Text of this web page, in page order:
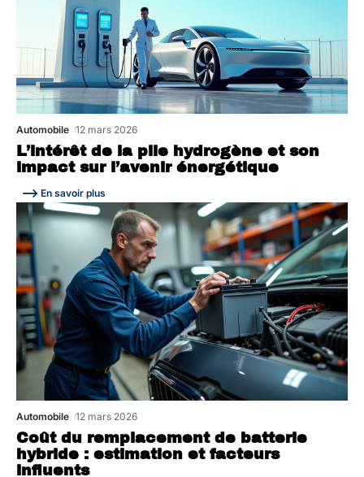
L’intérêt de la pile hydrogène et son
impact sur l’avenir énergétique
Automobile 12 mars 2026
En savoir plus
Coût du remplacement de batterie
hybride : estimation et facteurs
influents
Automobile 12 mars 2026